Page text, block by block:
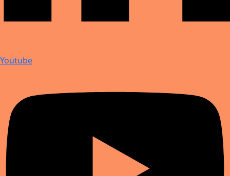
Youtube